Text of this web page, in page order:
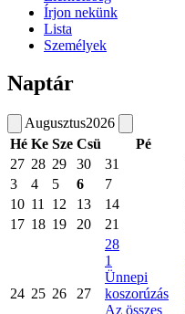
Írjon nekünk
Lista
Személyek
Naptár
Augusztus2026
Hé Ke Sze Csü Pé
27 28 29 30 31
3
4 5 6 7
10 11 12 13 14
17 18 19 20 21
24 25 26 27
28
1
Ünnepi
koszorúzás
Az összes